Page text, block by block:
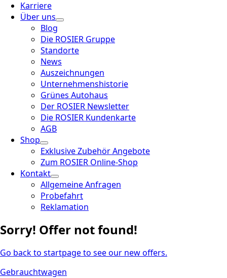
Karriere
Über uns
Blog
Die ROSIER Gruppe
Standorte
News
Auszeichnungen
Unternehmenshistorie
Grünes Autohaus
Der ROSIER Newsletter
Die ROSIER Kundenkarte
AGB
Shop
Exklusive Zubehör Angebote
Zum ROSIER Online-Shop
Kontakt
Allgemeine Anfragen
Probefahrt
Reklamation
Sorry! Offer not found!
Go back to startpage to see our new offers.
Gebrauchtwagen